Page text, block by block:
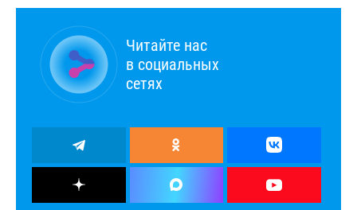
Читайте нас
в социальных
сетях